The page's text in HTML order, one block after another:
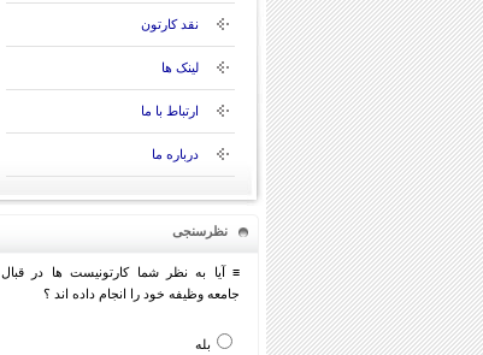
نقد کارتون
لینک ها
ارتباط با ما
درباره ما
نظرسنجی
≡ آیا به نظر شما کارتونیست ها در قبال
جامعه وظیفه خود را انجام داده اند ؟
بله